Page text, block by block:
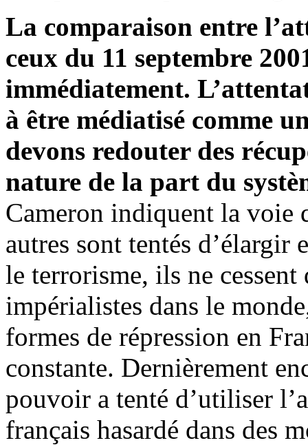
La comparaison entre
ceux du 11 septembre
immédiatement.
à être médiatisé comme
devons redouter des
nature de la part du
Cameron indiquent la voie
autres sont tentés
le terrorisme, ils ne
impérialistes dans le
formes de répression en
constante. Dernièrement
pouvoir a tenté d’utiliser
français hasardé dans des